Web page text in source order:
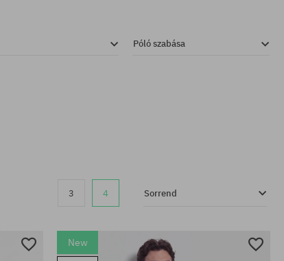
Póló szabása
3 4 Sorrend
New